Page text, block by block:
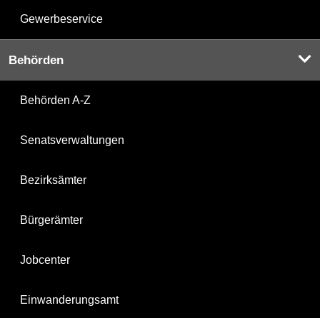
Gewerbeservice
Behörden
Behörden A-Z
Senatsverwaltungen
Bezirksämter
Bürgerämter
Jobcenter
Einwanderungsamt